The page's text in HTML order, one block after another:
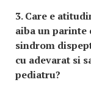
3. Care e
aiba un parinte
sindrom
cu adevarat si
pediatru?